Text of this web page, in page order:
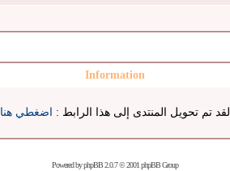
Information
لقد تم تحويل المنتدى إلى هذا الرابط : اضغطي هنا
Powered byphpBB2.0.7 © 2001 phpBB Group